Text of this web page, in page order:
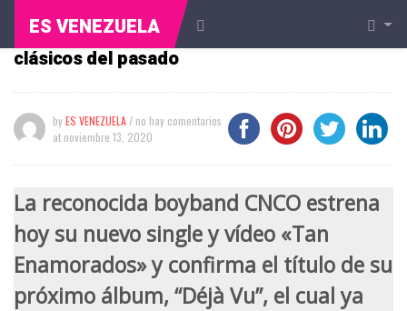
ES VENEZUELA
CNCO estreno “Tan enamorados”, un
adelanto de su nuevo disco que incluye
clásicos del pasado
byES VENEZUELA / no hay comentarios
at noviembre 13, 2020
La reconocida boyband CNCO estrena
hoy su nuevo single y vídeo «Tan
Enamorados» y confirma el título de su
próximo álbum, “Déjà Vu”, el cual ya